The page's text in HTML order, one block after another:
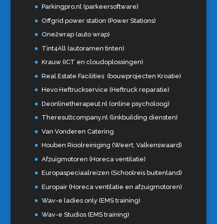
Parkingpro.nl (parkeersoftware)
Offgrid power station (Power Stations)
One2wrap (auto wrap)
Tint4All (autoramen tinten)
Krauw (ICT en cloudoplossingen)
Real Estate Facilities (bouwprojecten Kroatie)
Hevo Heftruckservice (Heftruck reparatie)
Deonlinetherapeut.nl (online psycholoog)
Theresultcompany.nl (linkbuilding diensten)
Van Vonderen Catering
Houben Rioolreiniging (Weert, Valkenswaard)
Afzuigmotoren (Horeca ventilatie)
Europaspeciaalreizen (Schoolreis buitenland)
Europair (Horeca ventilatie en afzuigmotoren)
Wav-e ladies only (EMS training)
Wav-e Studios (EMS training)